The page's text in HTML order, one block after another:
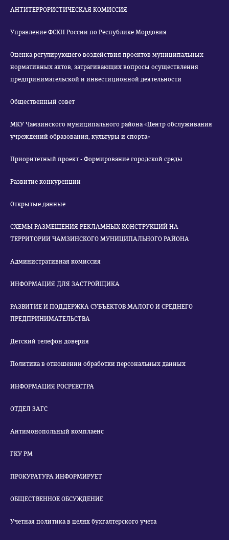
АНТИТЕРРОРИСТИЧЕСКАЯ КОМИССИЯ
Управление ФСКН России по Республике Мордовия
Оценка регулирующего воздействия проектов муниципальных
нормативных актов, затрагивающих вопросы осуществления
предпринимательской и инвестиционной деятельности
Общественный совет
МКУ Чамзинского муниципального района «Центр обслуживания
учреждений образования, культуры и спорта»
Приоритетный проект - Формирование городской среды
Развитие конкуренции
Открытые данные
СХЕМЫ РАЗМЕЩЕНИЯ РЕКЛАМНЫХ КОНСТРУКЦИЙ НА
ТЕРРИТОРИИ ЧАМЗИНСКОГО МУНИЦИПАЛЬНОГО РАЙОНА
Административная комиссия
ИНФОРМАЦИЯ ДЛЯ ЗАСТРОЙЩИКА
РАЗВИТИЕ И ПОДДЕРЖКА СУБЪЕКТОВ МАЛОГО И СРЕДНЕГО
ПРЕДПРИНИМАТЕЛЬСТВА
Детский телефон доверия
Политика в отношении обработки персональных данных
ИНФОРМАЦИЯ РОСРЕЕСТРА
ОТДЕЛ ЗАГС
Антимонопольный комплаенс
ГКУ РМ
ПРОКУРАТУРА ИНФОРМИРУЕТ
ОБЩЕСТВЕННОЕ ОБСУЖДЕНИЕ
Учетная политика в целях бухгалтерского учета